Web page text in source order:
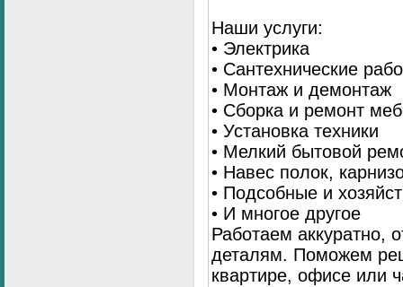
Наши услуги:
• Электрика
• Сантехнические
• Монтаж и демонтаж
• Сборка и ремонт
• Установка техники
• Мелкий бытовой
• Навес полок,
• Подсобные и
• И многое другое
Работаем аккуратно,
деталям. Поможем
квартире, офисе или